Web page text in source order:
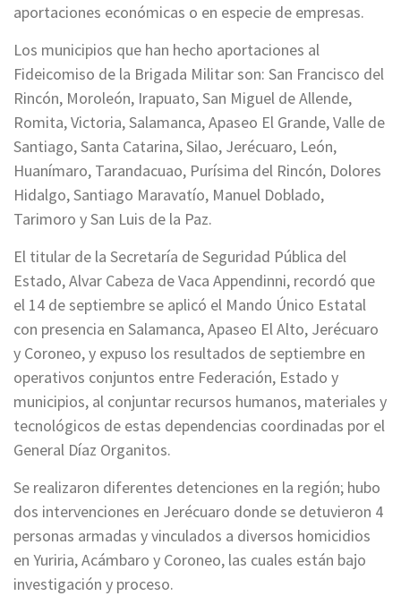
aportaciones económicas o en especie de empresas.
Los municipios que han hecho aportaciones al
Fideicomiso de la Brigada Militar son: San Francisco del
Rincón, Moroleón, Irapuato, San Miguel de Allende,
Romita, Victoria, Salamanca, Apaseo El Grande, Valle de
Santiago, Santa Catarina, Silao, Jerécuaro, León,
Huanímaro, Tarandacuao, Purísima del Rincón, Dolores
Hidalgo, Santiago Maravatío, Manuel Doblado,
Tarimoro y San Luis de la Paz.
El titular de la Secretaría de Seguridad Pública del
Estado, Alvar Cabeza de Vaca Appendinni, recordó que
el 14 de septiembre se aplicó el Mando Único Estatal
con presencia en Salamanca, Apaseo El Alto, Jerécuaro
y Coroneo, y expuso los resultados de septiembre en
operativos conjuntos entre Federación, Estado y
municipios, al conjuntar recursos humanos, materiales y
tecnológicos de estas dependencias coordinadas por el
General Díaz Organitos.
Se realizaron diferentes detenciones en la región; hubo
dos intervenciones en Jerécuaro donde se detuvieron 4
personas armadas y vinculados a diversos homicidios
en Yuriria, Acámbaro y Coroneo, las cuales están bajo
investigación y proceso.